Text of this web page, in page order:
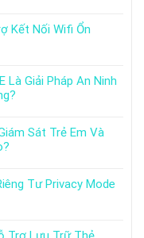
Kết Nối Wifi Ổn
Là Giải Pháp An Ninh
Sát Trẻ Em Và
Tư Privacy Mode